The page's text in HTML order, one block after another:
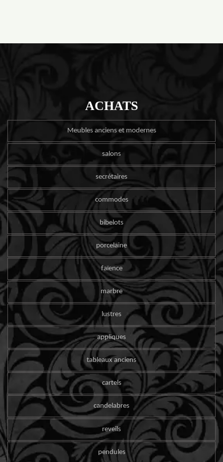
ACHATS
Meubles anciens et modernes
salons
secrétaires
commodes
bibelots
porcelaine
faïence
marbre
lustres
appliques
tableaux anciens
cartels
candelabres
reveils
pendules